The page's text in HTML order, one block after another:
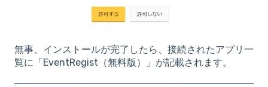
無事、インストールが完了したら、接続されたアプリ一
覧に「EventRegist（無料版）」が記載されます。